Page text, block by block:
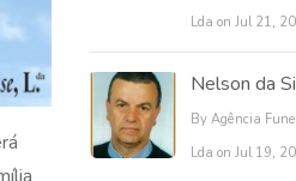
Lda on Jul 21,
Nelson da
By Agência
Lda on Jul 19,